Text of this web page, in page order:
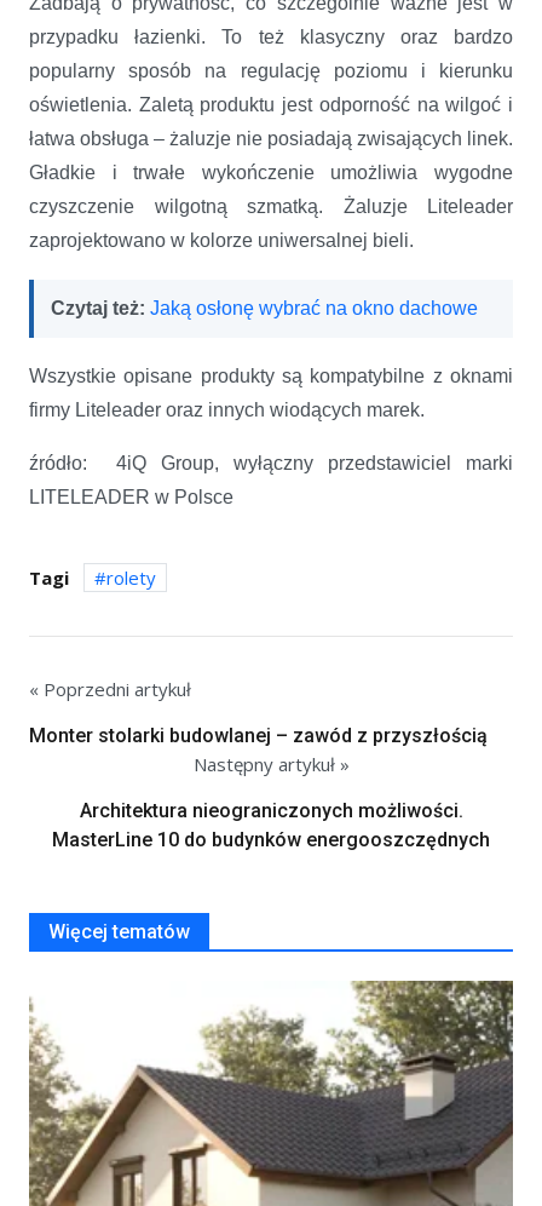
przypadku łazienki. To też klasyczny oraz bardzo
popularny sposób na regulację poziomu i kierunku
oświetlenia. Zaletą produktu jest odporność na wilgoć i
łatwa obsługa – żaluzje nie posiadają zwisających linek.
Gładkie i trwałe wykończenie umożliwia wygodne
czyszczenie wilgotną szmatką. Żaluzje Liteleader
zaprojektowano w kolorze uniwersalnej bieli.
Czytaj też: Jaką osłonę wybrać na okno dachowe
Wszystkie opisane produkty są kompatybilne z oknami
firmy Liteleader oraz innych wiodących marek.
źródło: 4iQ Group, wyłączny przedstawiciel marki
LITELEADER w Polsce
Tagi rolety
« Poprzedni artykuł
Monter stolarki budowlanej – zawód z przyszłością
Następny artykuł »
Architektura nieograniczonych możliwości.
MasterLine 10 do budynków energooszczędnych
Więcej tematów